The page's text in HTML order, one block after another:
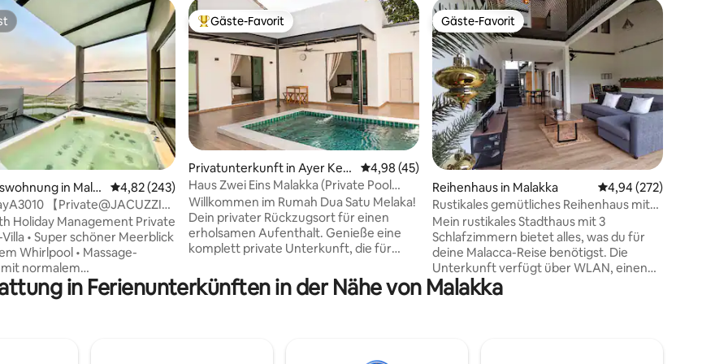
4,98 von 5, 84 Bewertungen
in Mala
Durchschnittliche Bewertung: 4,82 von 5, 243 Bewertungen
4,82 (243)
【Private@JACUZZI】
Holiday Management Private
• Super schöner Meerblick
Whirlpool • Massage-
normalem
• Schlafzimmer mit
Bett • Balkon mit Meerblick •
Beliebter Gäste-Favorit.
Gäste-Favorit
Privatunterkunft in Ayer Ker
oh
Durchschnittliche Bewertung: 4,98 von 5, 45 Bewertungen
4,98 (45)
Haus Zwei Eins Malakka (Private Pool
Homestay)
Willkommen im Rumah Dua Satu Melaka!
Dein privater Rückzugsort für einen
erholsamen Aufenthalt. Genieße eine
komplett private Unterkunft, die für
Stunden mit deinen Liebsten konzipiert
ist. Was unser Zuhause besonders
einem warmen, nostalgischen Touch -
Gäste-Favorit
Gäste-Favorit
Reihenhaus in Malakka Durchschnittliche
4,94 (272)
Rustikales gemütliches Reihenhaus mit
Kingsize-Sofa [6 Min. Jonkerwalk]
Mein rustikales Stadthaus mit 3
Schlafzimmern bietet alles, was du für
deine Malacca-Reise benötigst. Die
Unterkunft verfügt über WLAN, einen
eigenständigen Check-in und kostenlose
Parkplätze. Während deines Aufenthalts
in Ferienunterkünften in der Nähe von Malakka